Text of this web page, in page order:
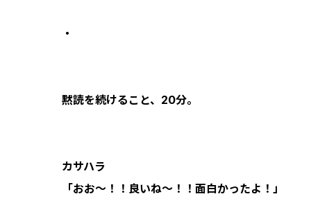
・
黙読を続けること、20分。
カサハラ
「おお〜！！良いね〜！！面白かったよ！」